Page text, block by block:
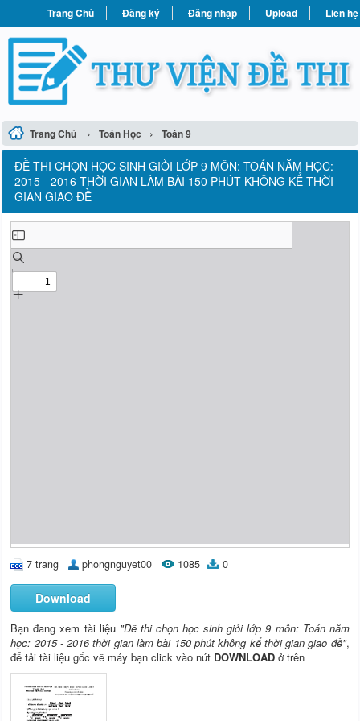
Trang Chủ Đăng ký Đăng nhập Upload Liên hệ
Trang Chủ › Toán Học › Toán 9
ĐỀ THI CHỌN HỌC SINH GIỎI LỚP 9 MÔN: TOÁN NĂM HỌC:
2015 - 2016 THỜI GIAN LÀM BÀI 150 PHÚT KHÔNG KỂ THỜI
GIAN GIAO ĐỀ
7 trang phongnguyet00 1085 0
Download
Bạn đang xem tài liệu "Đề thi chọn học sinh giỏi lớp 9 môn: Toán năm
học: 2015 - 2016 thời gian làm bài 150 phút không kể thời gian giao đề",
để tải tài liệu gốc về máy bạn click vào nút DOWNLOAD ở trên